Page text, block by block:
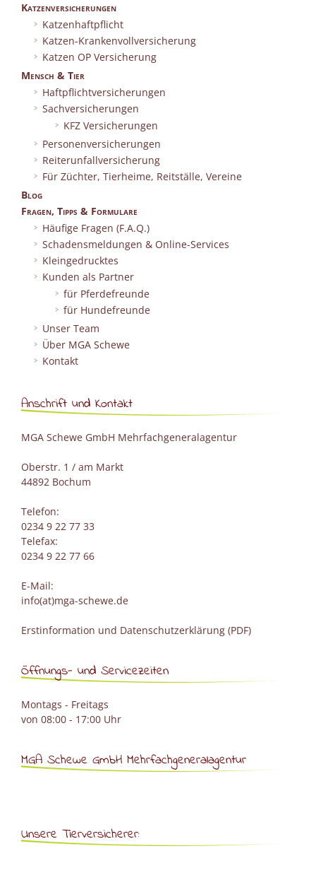
Katzenversicherungen
Katzenhaftpflicht
Katzen-Krankenvollversicherung
Katzen OP Versicherung
Mensch & Tier
Haftpflichtversicherungen
Sachversicherungen
KFZ Versicherungen
Personenversicherungen
Reiterunfallversicherung
Für Züchter, Tierheime, Reitställe, Vereine
Blog
Fragen, Tipps & Formulare
Häufige Fragen (F.A.Q.)
Schadensmeldungen & Online-Services
Kleingedrucktes
Kunden als Partner
für Pferdefreunde
für Hundefreunde
Unser Team
Über MGA Schewe
Kontakt
Anschrift und Kontakt
MGA Schewe GmbH Mehrfachgeneralagentur
Oberstr. 1 / am Markt
44892 Bochum
Telefon:
0234 9 22 77 33
Telefax:
0234 9 22 77 66
E-Mail:
info(at)mga-schewe.de
Erstinformation und Datenschutzerklärung (PDF)
Öffnungs- und Servicezeiten
Montags - Freitags
von 08:00 - 17:00 Uhr
MGA Schewe GmbH Mehrfachgeneralagentur
Unsere Tierversicherer: